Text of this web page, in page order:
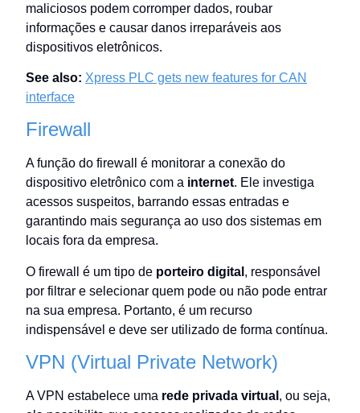
maliciosos podem corromper dados, roubar
informações e causar danos irreparáveis aos
dispositivos eletrônicos.
See also: Xpress PLC gets new features for CAN
interface
Firewall
A função do firewall é monitorar a conexão do
dispositivo eletrônico com a internet. Ele investiga
acessos suspeitos, barrando essas entradas e
garantindo mais segurança ao uso dos sistemas em
locais fora da empresa.
O firewall é um tipo de porteiro digital , responsável
por filtrar e selecionar quem pode ou não pode entrar
na sua empresa. Portanto, é um recurso
indispensável e deve ser utilizado de forma contínua.
VPN (Virtual Private Network)
A VPN estabelece uma rede privada virtual , ou seja,